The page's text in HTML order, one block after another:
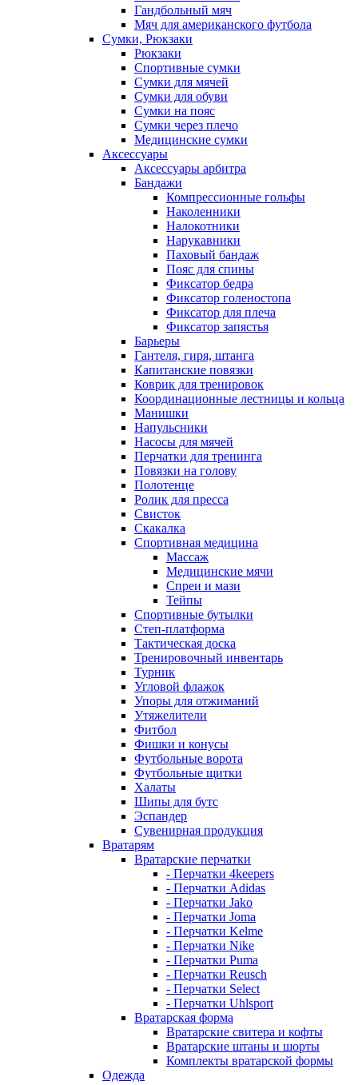
Гандбольный мяч
Мяч для американского футбола
Сумки, Рюкзаки
Рюкзаки
Спортивные сумки
Сумки для мячей
Сумки для обуви
Сумки на пояс
Сумки через плечо
Медицинские сумки
Аксессуары
Аксессуары арбитра
Бандажи
Компрессионные гольфы
Наколенники
Налокотники
Нарукавники
Паховый бандаж
Пояс для спины
Фиксатор бедра
Фиксатор голеностопа
Фиксатор для плеча
Фиксатор запястья
Барьеры
Гантеля, гиря, штанга
Капитанские повязки
Коврик для тренировок
Координационные лестницы и кольца
Манишки
Напульсники
Насосы для мячей
Перчатки для тренинга
Повязки на голову
Полотенце
Ролик для пресса
Свисток
Скакалка
Спортивная медицина
Массаж
Медицинские мячи
Спреи и мази
Тейпы
Спортивные бутылки
Степ-платформа
Тактическая доска
Тренировочный инвентарь
Турник
Угловой флажок
Упоры для отжиманий
Утяжелители
Фитбол
Фишки и конусы
Футбольные ворота
Футбольные щитки
Халаты
Шипы для бутс
Эспандер
Сувенирная продукция
Вратарям
Вратарские перчатки
- Перчатки 4keepers
- Перчатки Adidas
- Перчатки Jako
- Перчатки Joma
- Перчатки Kelme
- Перчатки Nike
- Перчатки Puma
- Перчатки Reusch
- Перчатки Select
- Перчатки Uhlsport
Вратарская форма
Вратарские свитера и кофты
Вратарские штаны и шорты
Комплекты вратарской формы
Одежда